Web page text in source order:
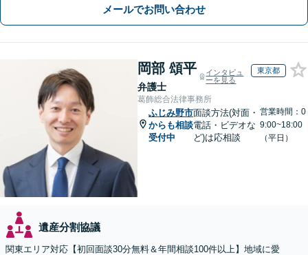
メールでお問い合わせ
岡部 頌平
弁護士
インタビュ
ーを見る
東京都
葛飾総合法律事務所
ふじみ野市
からも相談
受付中
面談方法(対面・
電話・ビデオな
ど)は応相談
営業時間：0
9:00~18:00
（平日）
遺産分割協議
関東エリア対応【初回面談30分無料＆年間相談100件以上】地域に愛